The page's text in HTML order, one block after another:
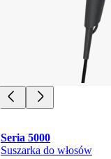
Seria 5000
Suszarka do włosów